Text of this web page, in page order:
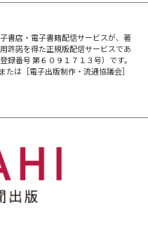
書店・電子書籍配信サービスが、著
許諾を得た正規版配信サービスであ
録番号 第６０９１７１３号）です。
たは［電子出版制作・流通協議会］